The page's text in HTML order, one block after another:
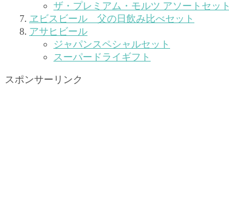
ザ・プレミアム・モルツ アソートセット
ヱビスビール 父の日飲み比べセット
アサヒビール
ジャパンスペシャルセット
スーパードライギフト
スポンサーリンク